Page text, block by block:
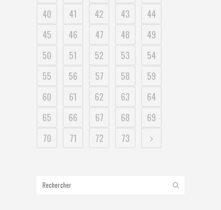
40
41 42 43
44
45
46 47 48
49
50
51 52 53
54
55
56 57 58
59
60
61 62 63
64
65
66 67 68
69
70
71 72 73